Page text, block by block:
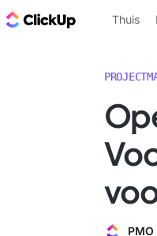
ClickUp
Thuis
PMO